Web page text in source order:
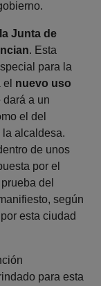
Junta de
. Esta
para la
nuevo uso
dará a un
el del
la alcaldesa.
de unos
por el
del
según
esta ciudad
para esta